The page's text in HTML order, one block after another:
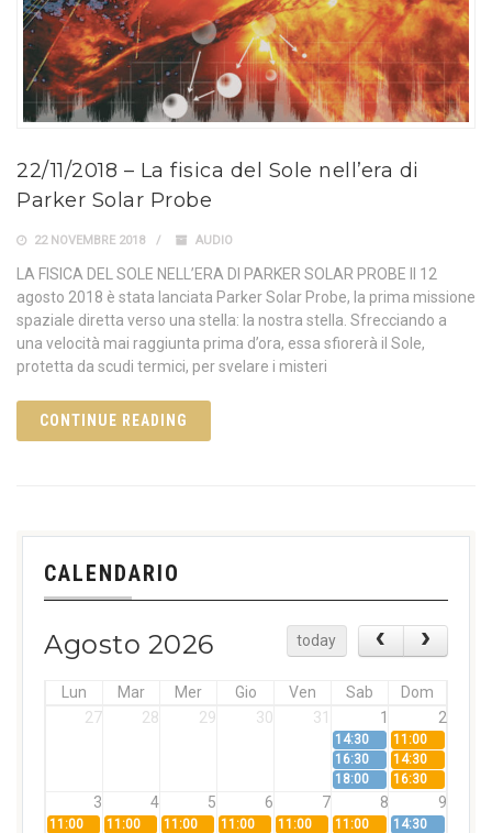
22/11/2018 – La fisica del Sole nell’era di
Parker Solar Probe
22 NOVEMBRE 2018 AUDIO
LA FISICA DEL SOLE NELL’ERA DI PARKER SOLAR PROBE Il 12
agosto 2018 è stata lanciata Parker Solar Probe, la prima missione
spaziale diretta verso una stella: la nostra stella. Sfrecciando a
una velocità mai raggiunta prima d’ora, essa sfiorerà il Sole,
protetta da scudi termici, per svelare i misteri
CONTINUE READING
CALENDARIO
Agosto 2026 today
Lun Mar Mer Gio Ven Sab
Dom
27
28 29 30 31 1 2
14:30
11:00
16:30
14:30
18:00
16:30
3 4 5 6 7 8 9
11:00 11:00 11:00 11:00 11:00 11:00
14:30